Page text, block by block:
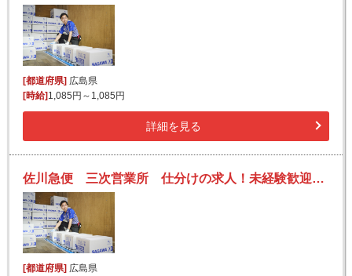
[都道府県] 広島県
[時給] 1,085円～1,085円
詳細を見る
佐川急便 三次営業所 仕分けの求人！未経験歓迎！先輩たちがサポートします♪
[都道府県] 広島県